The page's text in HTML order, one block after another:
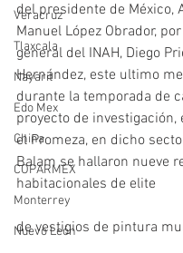
Veracruz
Tlaxcala
Nayarit
Edo Mex
China
COPARMEX
Monterrey
Nuevo León
del presidente de México,
Manuel López Obrador,
general del INAH, Diego
Hernández, este ultimo
durante la temporada de
proyecto de investigación,
el Promeza, en dicho
Balam se hallaron nueve
habitacionales
de vestigios de pintura